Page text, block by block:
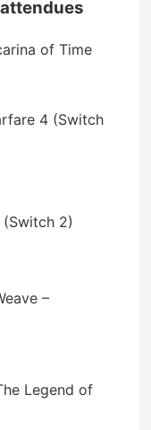
of Time
4 (Switch
(Switch 2)
–
Legend of